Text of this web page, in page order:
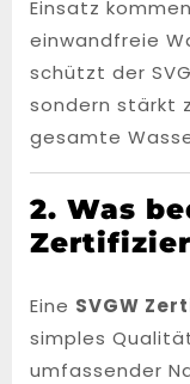
Einsatz
einwandfreie
schützt der
sondern stärkt
gesamte
2. Was
Eine SVGW
simples
umfassender